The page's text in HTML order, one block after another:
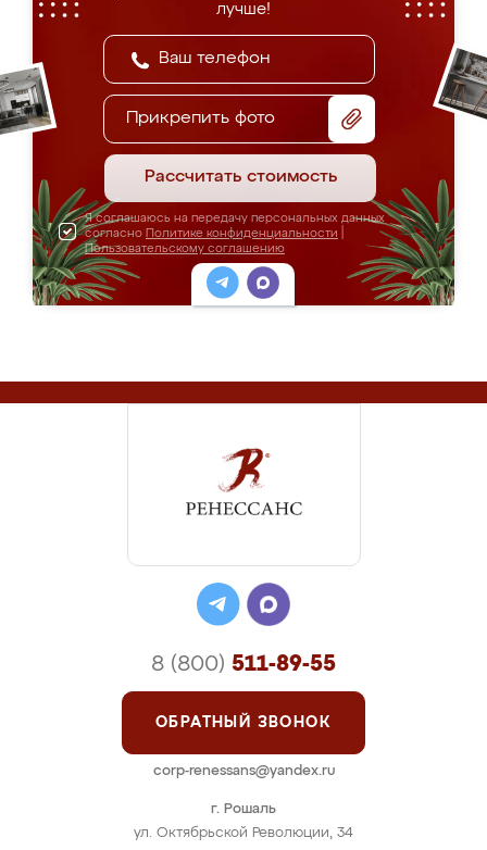
лучше!
Прикрепить фото
Рассчитать стоимость
Я соглашаюсь на передачу персональных данных
согласно Политике конфиденциальности
Пользовательскому соглашению
г. Рошаль
ул. Октябрьской Революции, 34
8 (800) 511-89-55
ОБРАТНЫЙ ЗВОНОК
corp-renessans@yandex.ru